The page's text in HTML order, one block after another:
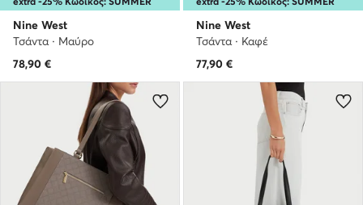
Nine West
Τσάντα · Μαύρο
78,90 €
Nine West
Τσάντα · Καφέ
77,90 €